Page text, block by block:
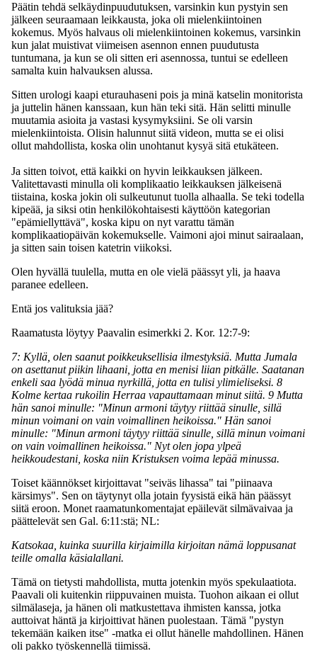
Päätin tehdä selkäydinpuudutuksen, varsinkin kun pystyin sen
jälkeen seuraamaan leikkausta, joka oli mielenkiintoinen
kokemus. Myös halvaus oli mielenkiintoinen kokemus, varsinkin
kun jalat muistivat viimeisen asennon ennen puudutusta
tuntumana, ja kun se oli sitten eri asennossa, tuntui se edelleen
samalta kuin halvauksen alussa.
Sitten urologi kaapi eturauhaseni pois ja minä katselin monitorista
ja juttelin hänen kanssaan, kun hän teki sitä. Hän selitti minulle
muutamia asioita ja vastasi kysymyksiini. Se oli varsin
mielenkiintoista. Olisin halunnut siitä videon, mutta se ei olisi
ollut mahdollista, koska olin unohtanut kysyä sitä etukäteen.
Ja sitten toivot, että kaikki on hyvin leikkauksen jälkeen.
Valitettavasti minulla oli komplikaatio leikkauksen jälkeisenä
tiistaina, koska jokin oli sulkeutunut tuolla alhaalla. Se teki todella
kipeää, ja siksi otin henkilökohtaisesti käyttöön kategorian
"epämiellyttävä", koska kipu on nyt varattu tämän
komplikaatiopäivän kokemukselle. Vaimoni ajoi minut sairaalaan,
ja sitten sain toisen katetrin viikoksi.
Olen hyvällä tuulella, mutta en ole vielä päässyt yli, ja haava
paranee edelleen.
Entä jos valituksia jää?
Raamatusta löytyy Paavalin esimerkki 2. Kor. 12:7-9:
7: Kyllä, olen saanut poikkeuksellisia ilmestyksiä. Mutta Jumala
on asettanut piikin lihaani, jotta en menisi liian pitkälle. Saatanan
enkeli saa lyödä minua nyrkillä, jotta en tulisi ylimieliseksi. 8
Kolme kertaa rukoilin Herraa vapauttamaan minut siitä. 9 Mutta
hän sanoi minulle: "Minun armoni täytyy riittää sinulle, sillä
minun voimani on vain voimallinen heikoissa." Hän sanoi
minulle: "Minun armoni täytyy riittää sinulle, sillä minun voimani
on vain voimallinen heikoissa." Nyt olen jopa ylpeä
heikkoudestani, koska niin Kristuksen voima lepää minussa.
Toiset käännökset kirjoittavat "seiväs lihassa" tai "piinaava
kärsimys". Sen on täytynyt olla jotain fyysistä eikä hän päässyt
siitä eroon. Monet raamatunkomentajat epäilevät silmävaivaa ja
päättelevät sen Gal. 6:11:stä; NL:
Katsokaa, kuinka suurilla kirjaimilla kirjoitan nämä loppusanat
teille omalla käsialallani.
Tämä on tietysti mahdollista, mutta jotenkin myös spekulaatiota.
Paavali oli kuitenkin riippuvainen muista. Tuohon aikaan ei ollut
silmälaseja, ja hänen oli matkustettava ihmisten kanssa, jotka
auttoivat häntä ja kirjoittivat hänen puolestaan. Tämä "pystyn
tekemään kaiken itse" -matka ei ollut hänelle mahdollinen. Hänen
oli pakko työskennellä tiimissä.